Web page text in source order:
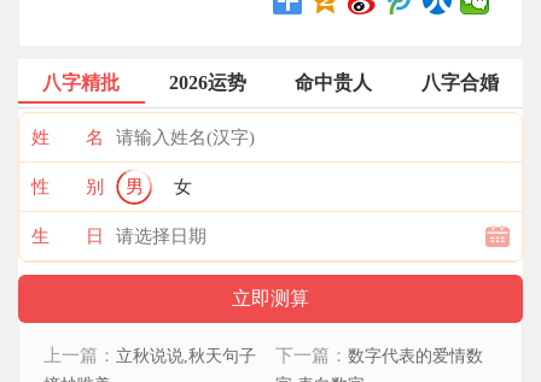
八字精批 2026运势 命中贵人 八字合婚
姓 名
性 别 男 女
生 日
上一篇： 立秋说说,秋天句子 下一篇： 数字代表的爱情数